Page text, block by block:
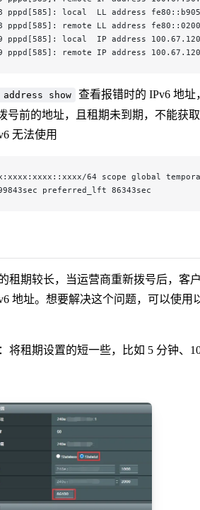
pppd[585]: local  LL address
pppd[585]: remote LL address
pppd[585]: local  IP address
pppd[585]: remote IP address
show
查看报错时的 IPv6 地址
号前的地址，且租期未到期，不能获
无法使用
64 scope global
preferred_lft 86343sec
租期较长，当运营商重新拨号后，客
地址。想要解决这个问题，可以使用
将租期设置的短一些，比如 5 分钟、